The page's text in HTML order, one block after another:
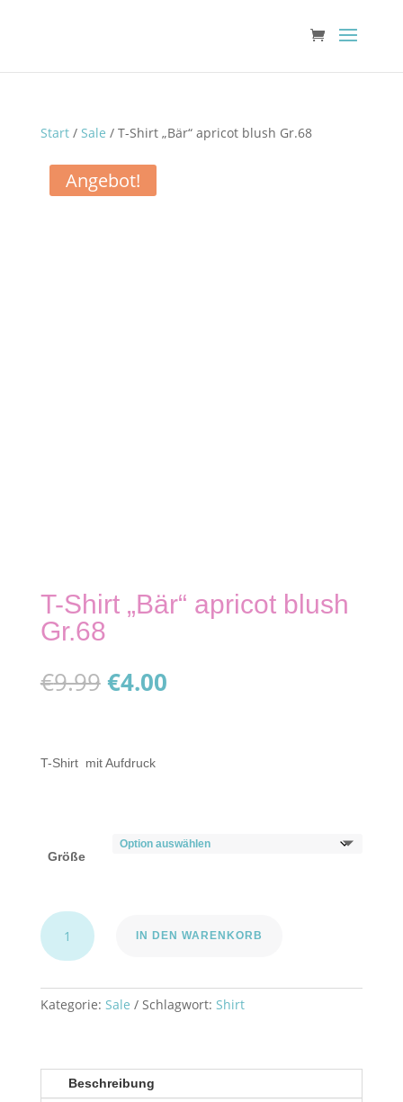
Start/ Sale / T-Shirt „Bär“ apricot blush Gr.68
Angebot!
T-Shirt „Bär“ apricot blush
Gr.68
€9.99 Ursprünglicher
Preis
€4.00Aktueller
T-Shirt mit Aufdruck
Größe
T-
Shirt
"Bär"
blush
IN DEN WARENKORB
Kategorie: Sale Schlagwort: Shirt
Beschreibung